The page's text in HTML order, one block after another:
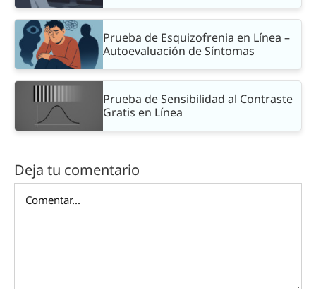
Prueba de Esquizofrenia en Línea –
Autoevaluación de Síntomas
Prueba de Sensibilidad al Contraste
Gratis en Línea
Deja tu comentario